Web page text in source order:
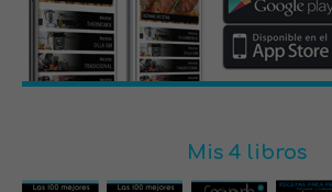
Mis 4 libros